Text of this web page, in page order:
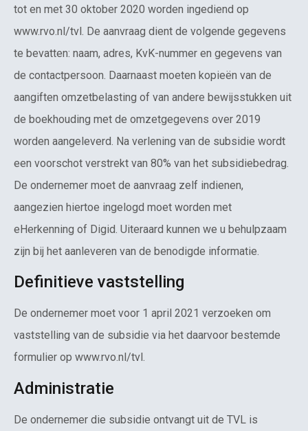
tot en met 30 oktober 2020 worden ingediend op
www.rvo.nl/tvl. De aanvraag dient de volgende gegevens
te bevatten: naam, adres, KvK-nummer en gegevens van
de contactpersoon. Daarnaast moeten kopieën van de
aangiften omzetbelasting of van andere bewijsstukken uit
de boekhouding met de omzetgegevens over 2019
worden aangeleverd. Na verlening van de subsidie wordt
een voorschot verstrekt van 80% van het subsidiebedrag.
De ondernemer moet de aanvraag zelf indienen,
aangezien hiertoe ingelogd moet worden met
eHerkenning of Digid. Uiteraard kunnen we u behulpzaam
zijn bij het aanleveren van de benodigde informatie.
Definitieve vaststelling
De ondernemer moet voor 1 april 2021 verzoeken om
vaststelling van de subsidie via het daarvoor bestemde
formulier op www.rvo.nl/tvl.
Administratie
De ondernemer die subsidie ontvangt uit de TVL is